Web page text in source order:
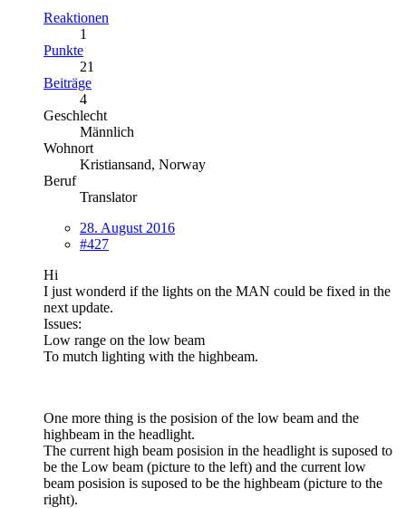
Reaktionen
1
Punkte
21
Beiträge
4
Geschlecht
Männlich
Wohnort
Kristiansand, Norway
Beruf
Translator
28. August 2016
#427
Hi
I just wonderd if the lights on the MAN could be fixed in the
next update.
Issues:
Low range on the low beam
To mutch lighting with the highbeam.
One more thing is the posision of the low beam and the
highbeam in the headlight.
The current high beam posision in the headlight is suposed to
be the Low beam (picture to the left) and the current low
beam posision is suposed to be the highbeam (picture to the
right).